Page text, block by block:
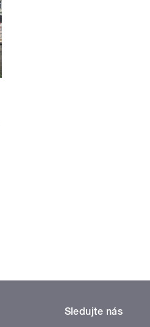
Sledujte nás